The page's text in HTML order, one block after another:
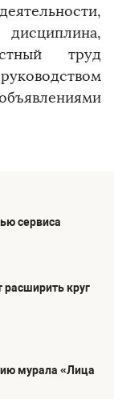
труд
сервиса
круг
мурала «Лица